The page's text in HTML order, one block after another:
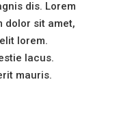
dis. Lorem
dolor sit amet,
lorem.
lacus.
mauris.